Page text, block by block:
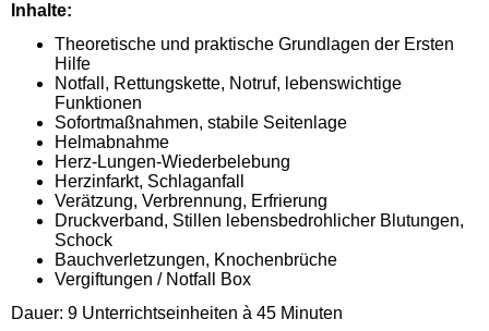
nhalte:
Theoretische und praktische Grundlagen der Ersten
Hilfe
Notfall, Rettungskette, Notruf, lebenswichtige
Funktionen
Sofortmaßnahmen, stabile Seitenlage
Helmabnahme
Herz-Lungen-Wiederbelebung
Herzinfarkt, Schlaganfall
Verätzung, Verbrennung, Erfrierung
Druckverband, Stillen lebensbedrohlicher Blutungen,
Schock
Bauchverletzungen, Knochenbrüche
Vergiftungen / Notfall Box
Dauer: 9 Unterrichtseinheiten à 45 Minuten